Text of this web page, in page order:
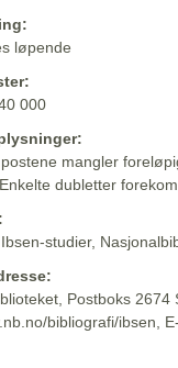
løpende
000
mangler
dubletter
studier,
Postboks
bibliografi/ibsen,